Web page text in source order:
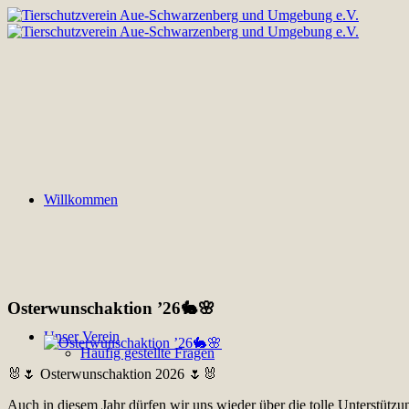
Willkommen
Unser Verein
Häufig gestellte Fragen
Osterwunschaktion ’26🐇🌸
🐰🌷 Osterwunschaktion 2026 🌷🐰
Auch in diesem Jahr dürfen wir uns wieder über die tolle